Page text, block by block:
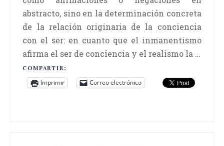
abstracto, sino en la determinación concreta
de la relación originaria de la conciencia
con el ser: en cuanto que el inmanentismo
afirma el ser de conciencia y el realismo la …
COMPARTIR:
Imprimir Correo electrónico